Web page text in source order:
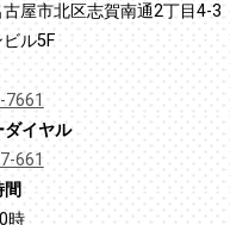
古屋市北区志賀南通2丁目4-3
ル5F
ダイヤル
661
時